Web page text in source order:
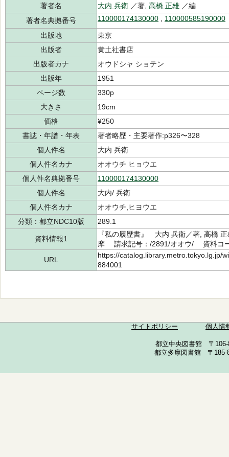
著者名
大内 兵衛 ／著, 高橋 正雄 ／編
著者名典拠番号
110000174130000 110000585190000
出版地
東京
出版者
黄土社書店
出版者カナ
オウドシャ ショテン
出版年
1951
ページ数
330p
大きさ
19cm
価格
¥250
書誌・年譜・年表
著者略歴・主要著作:p326〜328
個人件名
大内 兵衛
個人件名カナ
オオウチ ヒョウエ
個人件名典拠番号
110000174130000
個人件名
大内/ 兵衛
個人件名カナ
オオウチ,ヒヨウエ
分類：都立NDC10版
289.1
資料情報1
『私の履歴書』 大内 兵衛／著, 高橋
摩 請求記号：/2891/オオウ/ 資料コ
URL
https://catalog.library.metro.tokyo.lg.jp/
884001
サイトポリシー 個人情
都立中央図書館 〒
都立多摩図書館 〒185-